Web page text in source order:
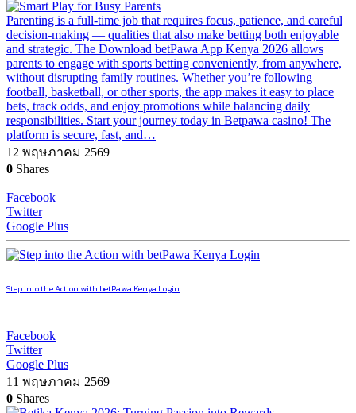
Parenting is a full-time job that requires focus, patience, and careful
decision-making — qualities that also make betting both enjoyable
and strategic. The Download betPawa App Kenya 2026 allows
parents to engage with sports betting conveniently, from anywhere,
without disrupting family routines. Whether you’re following
football, basketball, or other sports, the app makes it easy to place
bets, track odds, and enjoy promotions while balancing daily
responsibilities. Start your journey today in Betpawa casino! The
platform is secure, fast, and…
12 พฤษภาคม 2569
0 Shares
Facebook
Twitter
Google Plus
Step into the Action with betPawa Kenya Login
Facebook
Twitter
Google Plus
11 พฤษภาคม 2569
0 Shares